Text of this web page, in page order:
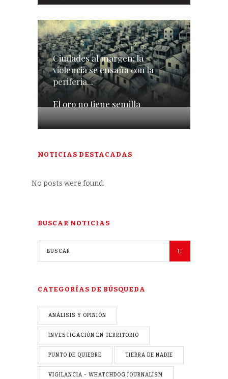
Ciudades al margen: la
violencia se ensaña con la
periferia...
El oro no tiene semilla
NOTICIAS DESTACADAS
No posts were found.
BUSCAR NOTICIAS
CATEGORÍAS DE BÚSQUEDA
ANÁLISIS Y OPINIÓN
INVESTIGACIÓN EN TERRITORIO
PUNTO DE QUIEBRE TIERRA DE NADIE
VIGILANCIA - WHATCHDOG JOURNALISM